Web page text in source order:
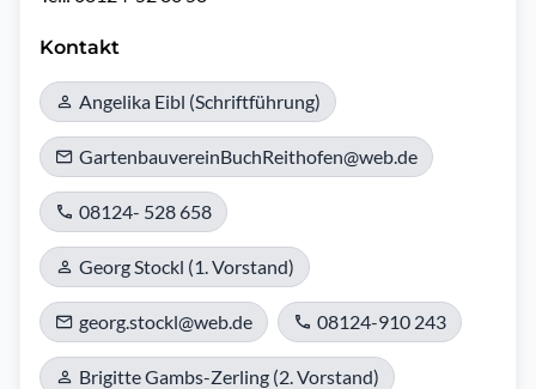
Kontakt
Angelika Eibl (Schriftführung)
GartenbauvereinBuchReithofen@web.de
08124- 528 658
Georg Stockl (1. Vorstand)
georg.stockl@web.de 08124-910 243
Brigitte Gambs-Zerling (2. Vorstand)